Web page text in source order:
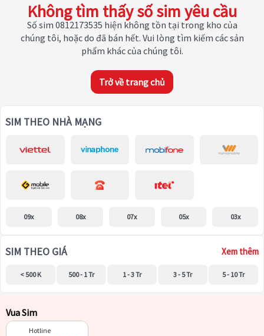
Không tìm thấy số sim yêu cầu
Số sim 0812173535 hiện không tồn tại trong kho của
chúng tôi, hoặc do đã bán hết. Vui lòng tìm kiếm các sản
phẩm khác của chúng tôi.
Trở về trang chủ
SIM THEO NHÀ MẠNG
09x 08x 07x 05x 03x
SIM THEO GIÁ Xem thêm
< 500 K 500 - 1 Tr 1 - 3 Tr 3 - 5 Tr 5 - 10 Tr
Vua Sim
Hotline